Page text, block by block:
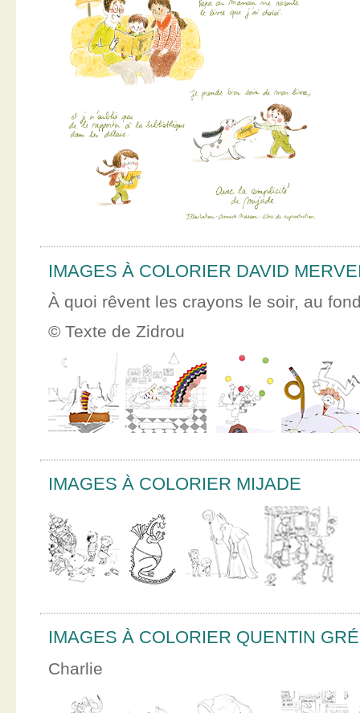
IMAGES À COLORIER DAVID
À quoi rêvent les crayons le soir, au
© Texte de Zidrou
IMAGES À COLORIER MIJADE
IMAGES À COLORIER QUENTIN
Charlie